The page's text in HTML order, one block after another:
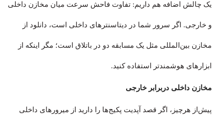
یک چالش اضافه هم داریم: تفاوت فاحش سرعت میان مخازن داخلی
و خارجی. اگر سرور شما در دیتاسنترهای داخلی است، دانلود از
مخازن بین‌المللی مثل یک مسابقه دو در باتلاق است؛ مگر اینکه از
ابزارهای هوشمندتر استفاده کنید.
مخازن داخلی دربرابر خارجی
پیش‌از هرچیز، اگر قصد آپدیت پکیج‌ها را دارید از میرورهای داخلی